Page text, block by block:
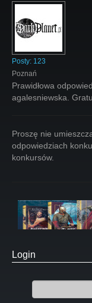
Posty: 123
Poznań
Prawidłowa
agalesniewska.
Proszę nie
odpowiedziach
konkursów.
Login